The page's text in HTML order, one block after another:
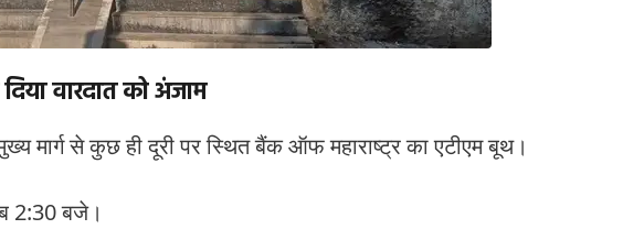
वारदात को अंजाम
मार्ग से कुछ ही दूरी पर स्थित बैंक ऑफ महाराष्ट्र का एटीएम बूथ।
2:30 बजे।